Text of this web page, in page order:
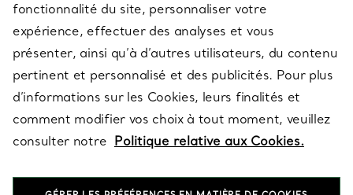
À PROPOS
QUESTIONS LÉGALES
SUIVEZ-NOUS
fonctionnalité du site, personnaliser votre
expérience, effectuer des analyses et vous
présenter, ainsi qu’à d’autres utilisateurs, du contenu
pertinent et personnalisé et des publicités. Pour plus
d’informations sur les Cookies, leurs finalités et
comment modifier vos choix à tout moment, veuillez
consulter notre Politique relative aux Cookies.